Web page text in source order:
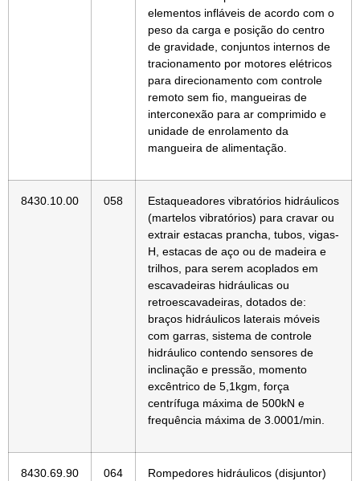
elementos infláveis de acordo com o
peso da carga e posição do centro
de gravidade, conjuntos internos de
tracionamento por motores elétricos
para direcionamento com controle
remoto sem fio, mangueiras de
interconexão para ar comprimido e
unidade de enrolamento da
mangueira de alimentação.
8430.10.00 058
Estaqueadores vibratórios hidráulicos
(martelos vibratórios) para cravar ou
extrair estacas prancha, tubos, vigas-
H, estacas de aço ou de madeira e
trilhos, para serem acoplados em
escavadeiras hidráulicas ou
retroescavadeiras, dotados de:
braços hidráulicos laterais móveis
com garras, sistema de controle
hidráulico contendo sensores de
inclinação e pressão, momento
excêntrico de 5,1kgm, força
centrífuga máxima de 500kN e
frequência máxima de 3.0001/min.
8430.69.90 064
Rompedores hidráulicos (disjuntor)